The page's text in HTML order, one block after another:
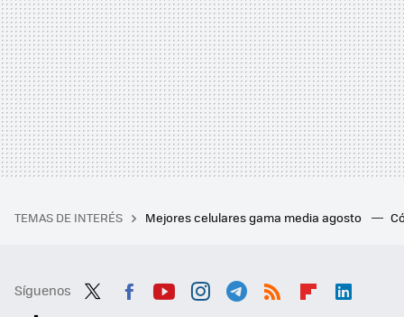
TEMAS DE INTERÉS Mejores celulares gama media agosto
Síguenos